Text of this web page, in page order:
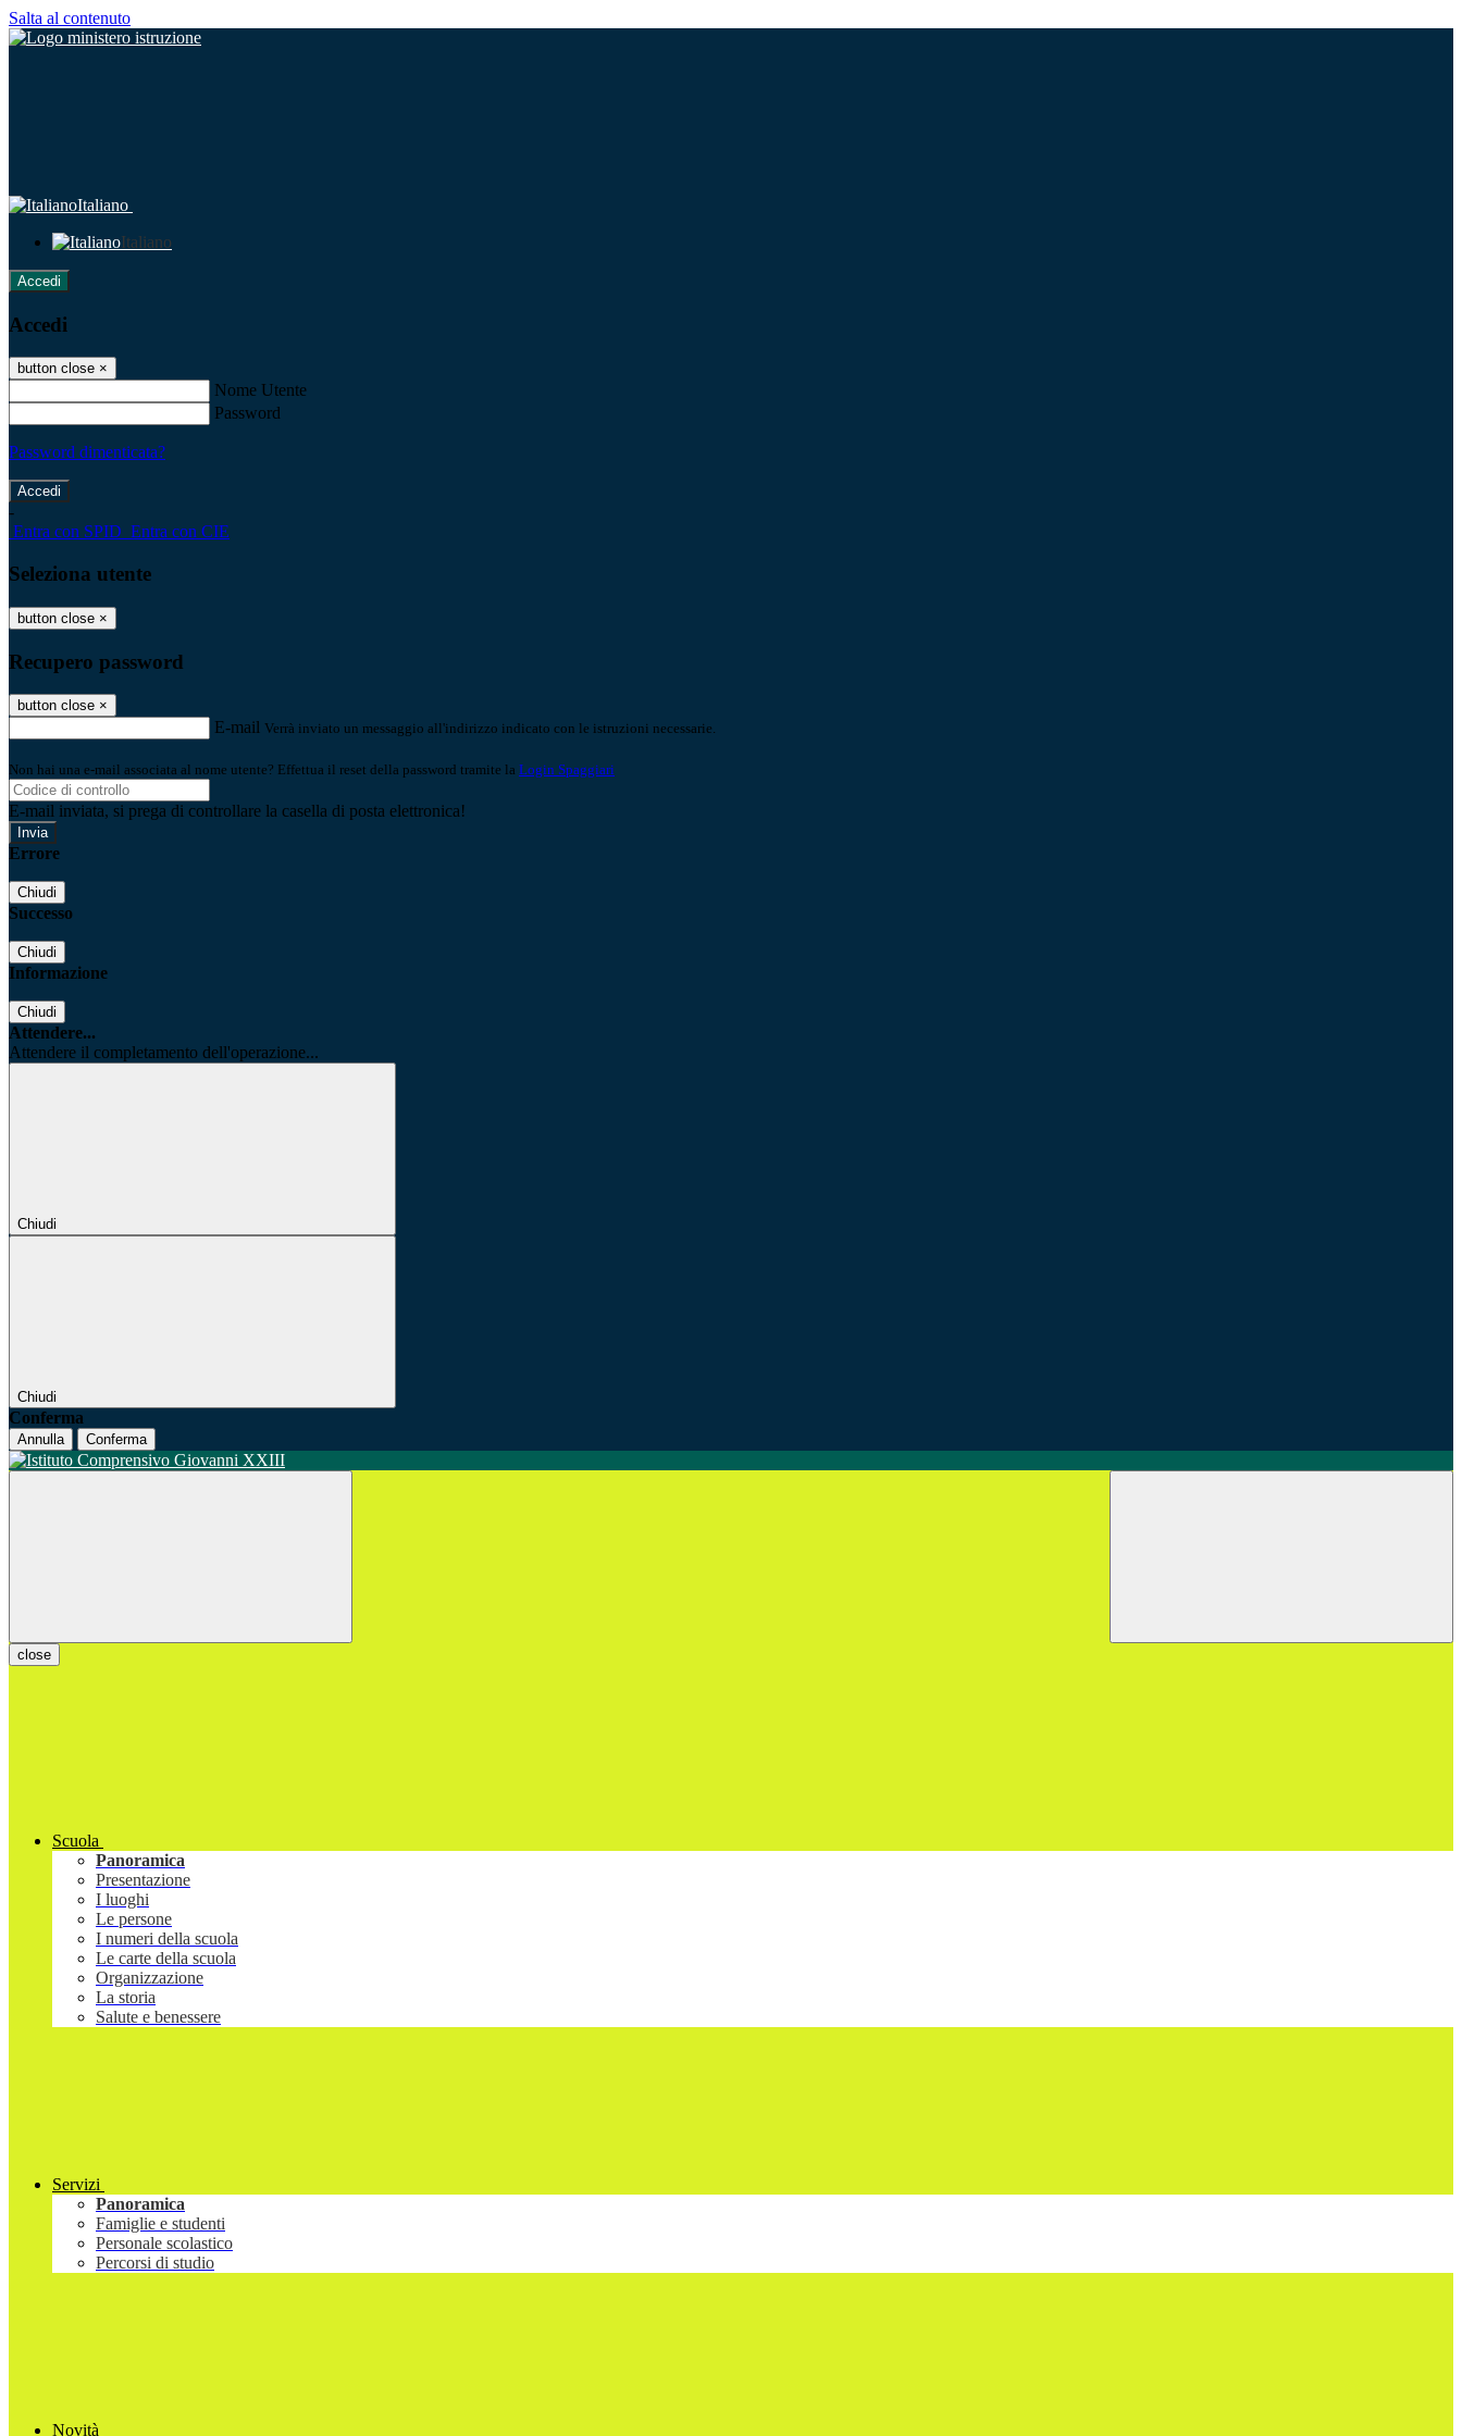
Salta al contenuto
Italiano
Italiano
Accedi
Accedi
button close ×
Nome Utente
Password
Password dimenticata?
-
Entra con SPID Entra con CIE
Seleziona utente
button close ×
Recupero password
button close ×
E-mail Verrà inviato un messaggio all'indirizzo indicato con le istruzioni necessarie.
Non hai una e-mail associata al nome utente? Effettua il reset della password tramite la Login Spaggiari
E-mail inviata, si prega di controllare la casella di posta elettronica!
Errore
Chiudi
Successo
Chiudi
Informazione
Chiudi
Attendere...
Attendere il completamento dell'operazione...
Chiudi
Chiudi
Conferma
Annulla Conferma
close
Scuola
Panoramica
Presentazione
I luoghi
Le persone
I numeri della scuola
Le carte della scuola
Organizzazione
La storia
Salute e benessere
Servizi
Panoramica
Famiglie e studenti
Personale scolastico
Percorsi di studio
Novità